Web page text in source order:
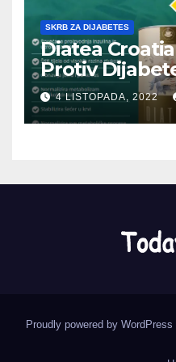
SKRB ZA DIJABETES
Diatea Croatia
Protiv
Ovdje
4 LISTOPADA, 2022
Proudly powered by WordPress